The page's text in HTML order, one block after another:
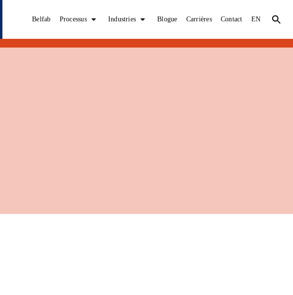
Belfab Processus Industries Blogue Carrières Contact EN